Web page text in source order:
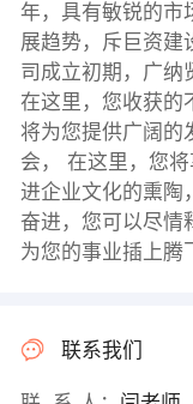
年，具有敏锐的市
展趋势，斥巨资建
司成立初期，广纳
在这里，您收获的
将为您提供广阔的
会， 在这里，您
进企业文化的熏陶
奋进，您可以尽情
为您的事业插上腾
联系我们